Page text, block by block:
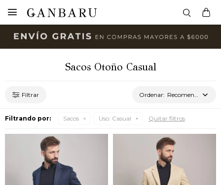

Sacos Otoño Casual
Recomendados
Filtrando por: Sacos Uso: Casual Quitar filtros